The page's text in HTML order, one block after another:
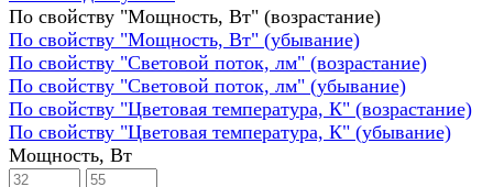
По свойству "Мощность, Вт" (возрастание)
По свойству "Мощность, Вт" (убывание)
По свойству "Световой поток, лм" (возрастание)
По свойству "Световой поток, лм" (убывание)
По свойству "Цветовая температура, К" (возрастание)
По свойству "Цветовая температура, К" (убывание)
Мощность, Вт